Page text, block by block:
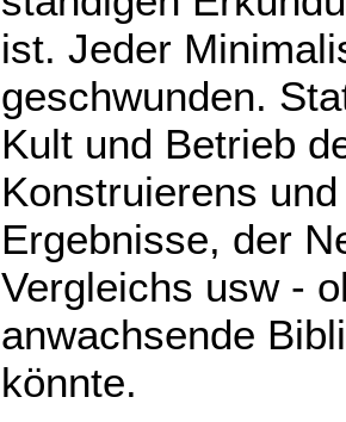
ist. Jeder
geschwunden.
Kult und Betrieb
Konstruierens
Ergebnisse, der
Vergleichs usw -
anwachsende
könnte.